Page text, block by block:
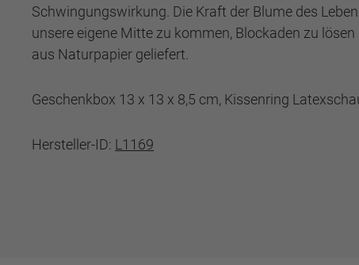
Schwingungswirkung. Die Kraft der Blume des
unsere eigene Mitte zu kommen, Blockaden zu
aus Naturpapier geliefert.
Geschenkbox 13 x 13 x 8,5 cm, Kissenring
Hersteller-ID: L1169